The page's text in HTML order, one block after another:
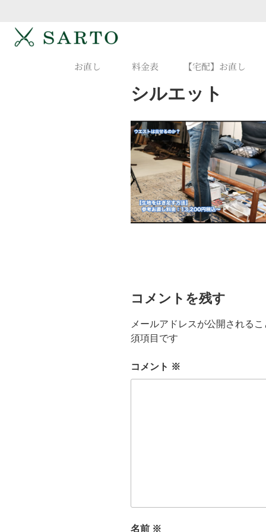
お直し 料金表 【宅配】お直し
シルエット
コメントを残す
メールアドレスが公開されるこ
須項目です
コメント ※
名前 ※